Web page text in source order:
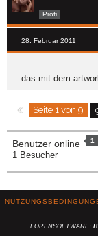
Profi
28. Februar 2011
das mit dem
Seite 1 von 9
Benutzer online 1
1 Besucher
FORENSOFTWARE: